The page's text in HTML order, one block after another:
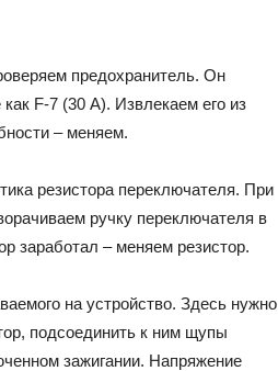
предохранитель. Он
F-7 (30 А). Извлекаем его из
– меняем.
резистора переключателя. При
ручку переключателя в
заработал – меняем резистор.
на устройство. Здесь нужно
подсоединить к ним щупы
зажигании. Напряжение